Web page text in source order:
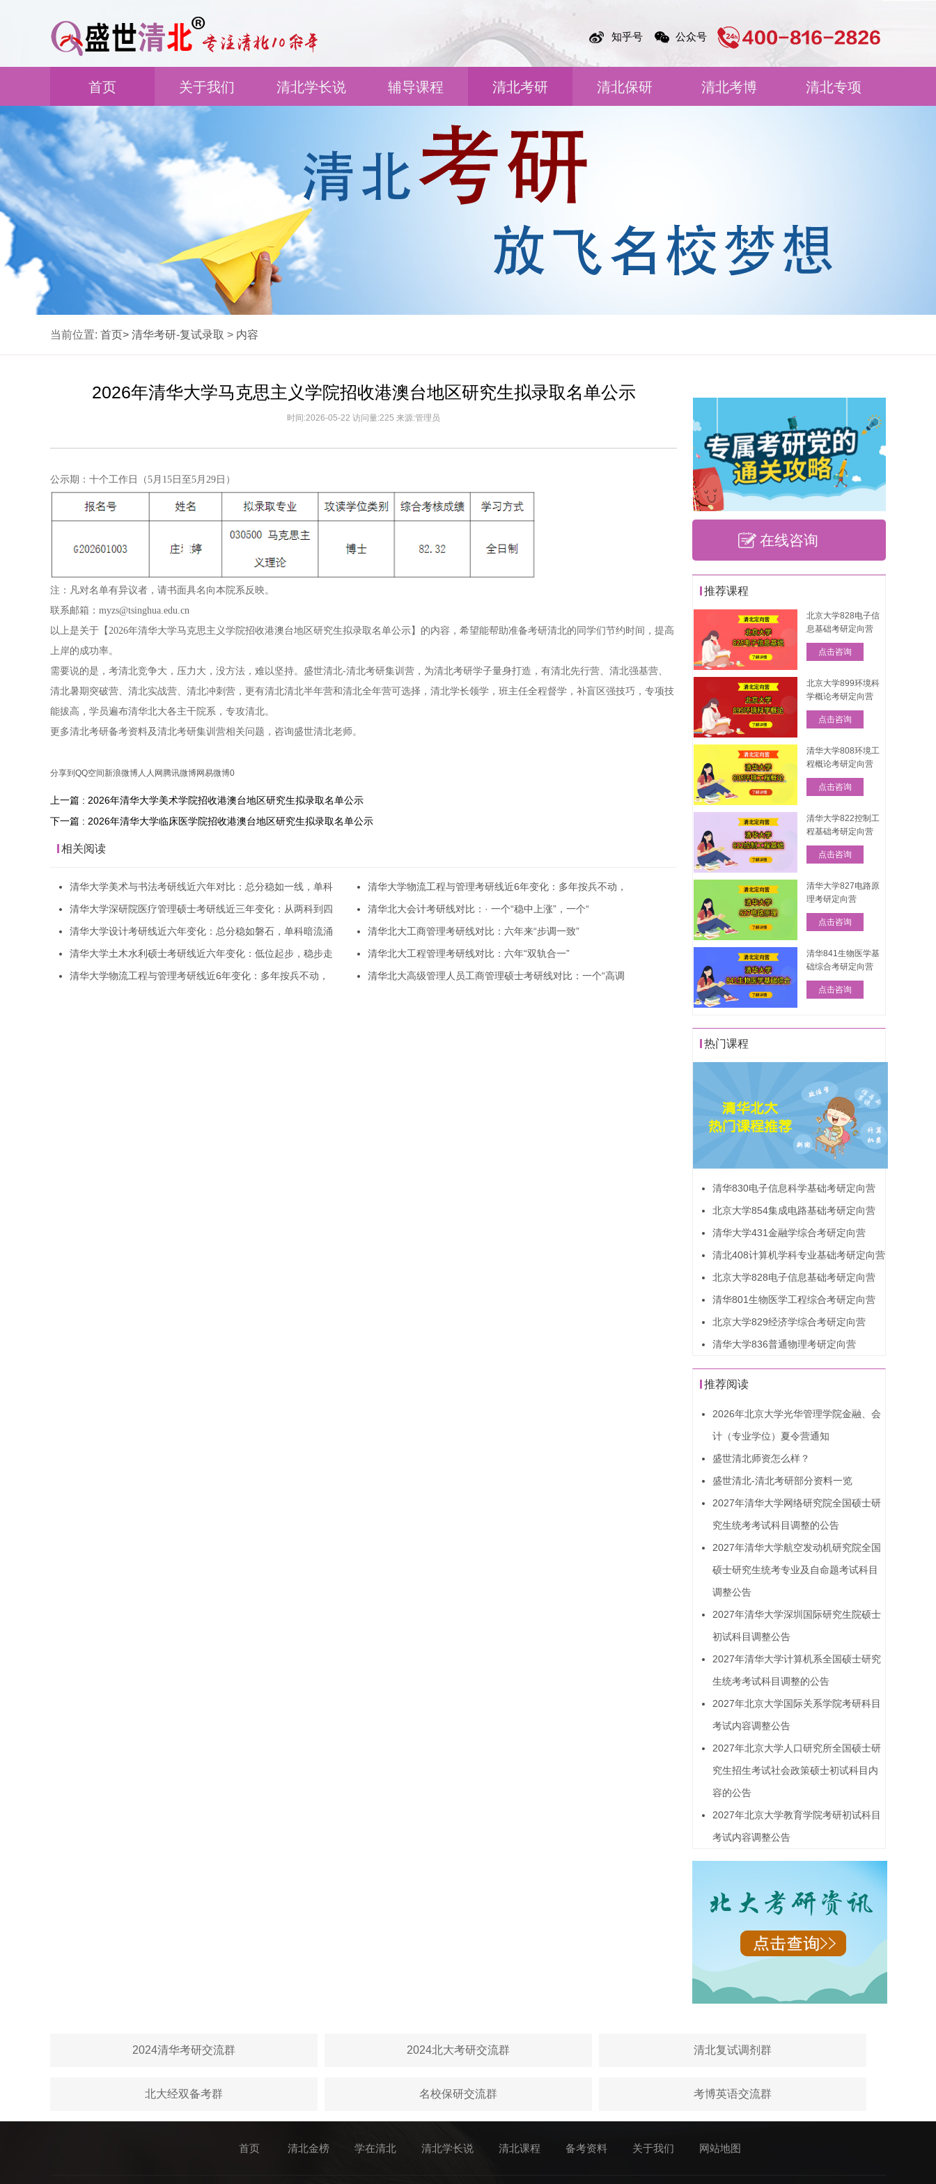
知乎号 公众号
首页 关于我们 清北学长说 辅导课程 清北考研 清北保研 清北考博 清北专项
当前位置: 首页> 清华考研-复试录取 > 内容
2026年清华大学马克思主义学院招收港澳台地区研究生拟录取名单公示
时间:2026-05-22 访问量:225 来源:管理员
公示期：十个工作日（5月15日至5月29日）
注：凡对名单有异议者，请书面具名向本院系反映。
联系邮箱：myzs@tsinghua.edu.cn
以上是关于【2026年清华大学马克思主义学院招收港澳台地区研究生拟录取名单公示】的内容，希望能帮助准备考研清北的同学们节约时间，提高
上岸的成功率。
需要说的是，考清北竞争大，压力大，没方法，难以坚持。盛世清北-清北考研集训营，为清北考研学子量身打造，有清北先行营、清北强基营、
清北暑期突破营、清北实战营、清北冲刺营，更有清北清北半年营和清北全年营可选择，清北学长领学，班主任全程督学，补盲区强技巧，专项技
能拔高，学员遍布清华北大各主干院系，专攻清北。
更多清北考研备考资料及清北考研集训营相关问题，咨询盛世清北老师。
分享到 QQ空间 新浪微博人人网 腾讯微博网易微博0
上一篇 : 2026年清华大学美术学院招收港澳台地区研究生拟录取名单公示
下一篇 : 2026年清华大学临床医学院招收港澳台地区研究生拟录取名单公示
相关阅读
清华大学美术与书法考研线近六年对比：总分稳如一线，单科
清华大学深研院医疗管理硕士考研线近三年变化：从两科到四
清华大学设计考研线近六年变化：总分稳如磐石，单科暗流涌
清华大学土木水利硕士考研线近六年变化：低位起步，稳步走
清华大学物流工程与管理考研线近6年变化：多年按兵不动，
清华大学物流工程与管理考研线近6年变化：多年按兵不动，
清华北大会计考研线对比：· 一个“稳中上涨”，一个“
清华北大工商管理考研线对比：六年来“步调一致”
清华北大工程管理考研线对比：六年“双轨合一”
清华北大高级管理人员工商管理硕士考研线对比：一个“高调
在线咨询
推荐课程
北京大学828电子信
息基础考研定向营
点击咨询
北京大学899环境科
学概论考研定向营
点击咨询
清华大学808环境工
程概论考研定向营
点击咨询
清华大学822控制工
程基础考研定向营
点击咨询
清华大学827电路原
理考研定向营
点击咨询
清华841生物医学基
础综合考研定向营
点击咨询
热门课程
清华830电子信息科学基础考研定向营
北京大学854集成电路基础考研定向营
清华大学431金融学综合考研定向营
清北408计算机学科专业基础考研定向营
北京大学828电子信息基础考研定向营
清华801生物医学工程综合考研定向营
北京大学829经济学综合考研定向营
清华大学836普通物理考研定向营
推荐阅读
2026年北京大学光华管理学院金融、会
计（专业学位）夏令营通知
盛世清北师资怎么样？
盛世清北-清北考研部分资料一览
2027年清华大学网络研究院全国硕士研
究生统考考试科目调整的公告
2027年清华大学航空发动机研究院全国
硕士研究生统考专业及自命题考试科目
调整公告
2027年清华大学深圳国际研究生院硕士
初试科目调整公告
2027年清华大学计算机系全国硕士研究
生统考考试科目调整的公告
2027年北京大学国际关系学院考研科目
考试内容调整公告
2027年北京大学人口研究所全国硕士研
究生招生考试社会政策硕士初试科目内
容的公告
2027年北京大学教育学院考研初试科目
考试内容调整公告
2024清华考研交流群 2024北大考研交流群 清北复试调剂群
北大经双备考群 名校保研交流群 考博英语交流群
首页 清北金榜 学在清北 清北学长说 清北课程 备考资料 关于我们 网站地图